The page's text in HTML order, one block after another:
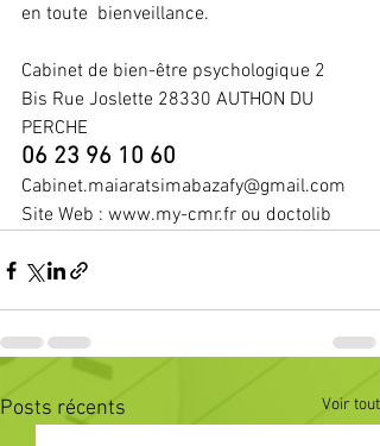
en toute  bienveillance.
Cabinet de bien-être psychologique 2
Bis Rue Joslette 28330 AUTHON DU
PERCHE
06 23 96 10 60
Cabinet.maiaratsimabazafy@gmail.com
Site Web : www.my-cmr.fr ou doctolib
Posts récents Voir tout